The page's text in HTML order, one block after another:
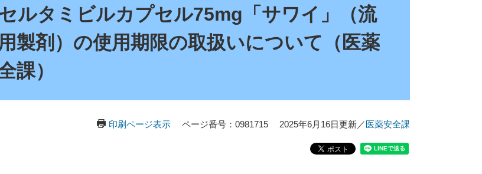
ルタミビルカプセル75mg「サワイ」（流
製剤）の使用期限の取扱いについて（医薬
課）
印刷ページ表示 ページ番号：0981715 2025年6月16日更新／医薬安全課